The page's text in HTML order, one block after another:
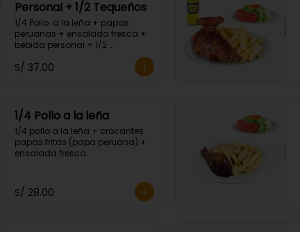
Personal + 1/2 Tequeños
1/4 Pollo  a la leña + papas
peruanas + ensalada fresca +
bebida personal + 1/2
S/ 37.00
1/4 Pollo a la leña
1/4 pollo a la leña + crocantes
papas fritas (papa peruana) +
ensalada fresca.
S/ 28.00